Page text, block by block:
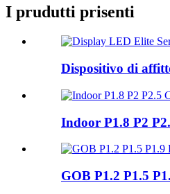
I prudutti prisenti
Dispositivo di
Indoor P1.8 P2
GOB P1.2 P1.5